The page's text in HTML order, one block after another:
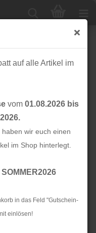
auf alle Artikel im
vom 01.08.2026 bis
wir euch einen
im Shop hinterlegt.
in das Feld "Gutschein-
einlösen!
- Rico